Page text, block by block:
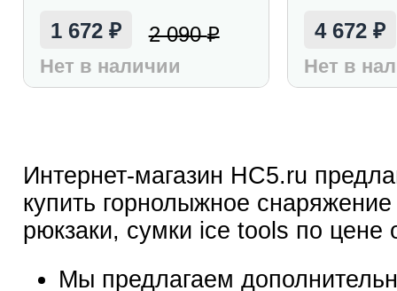
1 672 ₽ 2 090₽
Нет в наличии
4 672₽
Нет в
Интернет-магазин HC5.ru
купить горнолыжное
рюкзаки, сумки ice tools по цене
Мы предлагаем